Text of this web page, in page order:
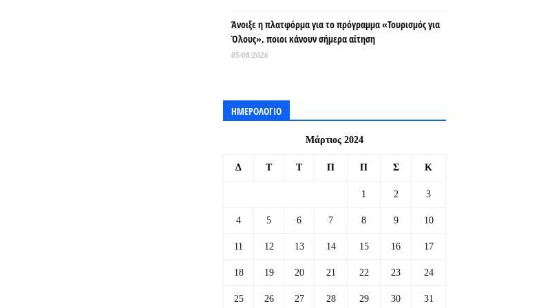
Άνοιξε η πλατφόρμα για το πρόγραμμα «Τουρισμός για
Όλους», ποιοι κάνουν σήμερα αίτηση
05/08/2026
ΗΜΕΡΟΛΟΓΙΟ
Μάρτιος 2024
Δ Τ Τ Π Π Σ Κ
1 2 3
4 5 6 7 8 9 10
11 12 13 14 15 16 17
18 19 20 21 22 23 24
25 26 27 28 29 30 31